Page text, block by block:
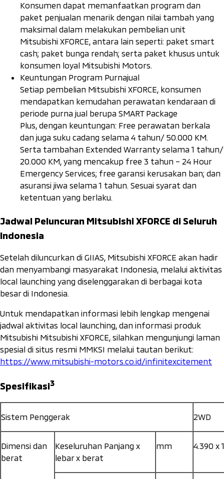
Konsumen dapat memanfaatkan program dan
paket penjualan menarik dengan nilai tambah yang
maksimal dalam melakukan pembelian unit
Mitsubishi XFORCE, antara lain seperti: paket smart
cash; paket bunga rendah; serta paket khusus untuk
konsumen loyal Mitsubishi Motors.
Keuntungan Program Purnajual
Setiap pembelian Mitsubishi XFORCE, konsumen
mendapatkan kemudahan perawatan kendaraan di
periode purna jual berupa SMART Package
Plus, dengan keuntungan: Free perawatan berkala
dan juga suku cadang selama 4 tahun/ 50.000 KM.
Serta tambahan Extended Warranty selama 1 tahun/
20.000 KM, yang mencakup free 3 tahun – 24 Hour
Emergency Services; free garansi kerusakan ban; dan
asuransi jiwa selama 1 tahun. Sesuai syarat dan
ketentuan yang berlaku.
Jadwal Peluncuran Mitsubishi XFORCE di Seluruh
Indonesia
Setelah diluncurkan di GIIAS, Mitsubishi XFORCE akan hadir
dan menyambangi masyarakat Indonesia, melalui aktivitas
local launching yang diselenggarakan di berbagai kota
besar di Indonesia.
Untuk mendapatkan informasi lebih lengkap mengenai
jadwal aktivitas local launching , dan informasi produk
Mitsubishi Mitsubishi XFORCE, silahkan mengunjungi laman
spesial di situs resmi MMKSI melalui tautan berikut:
https://www.mitsubishi-motors.co.id/infinitexcitement
Spesifikasi3
Sistem Penggerak 2WD
Dimensi dan
berat
Keseluruhan Panjang x
lebar x berat
mm 4.390 x